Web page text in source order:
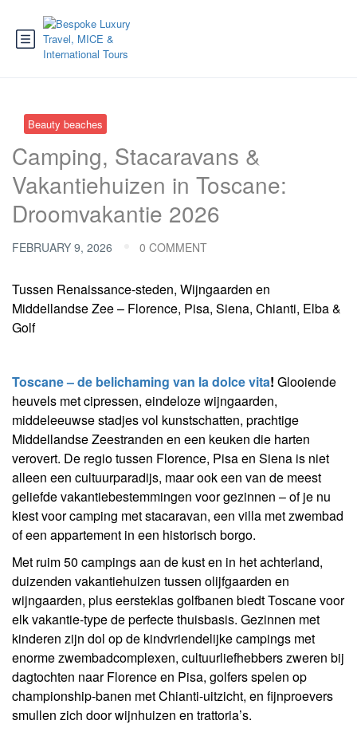
Beauty beaches
Camping, Stacaravans &
Vakantiehuizen in Toscane:
Droomvakantie 2026
FEBRUARY 9, 2026 0 COMMENT
Tussen Renaissance-steden, Wijngaarden en
Middellandse Zee – Florence, Pisa, Siena, Chianti, Elba &
Golf
Toscane – de belichaming van la dolce vita! Glooiende
heuvels met cipressen, eindeloze wijngaarden,
middeleeuwse stadjes vol kunstschatten, prachtige
Middellandse Zeestranden en een keuken die harten
verovert. De regio tussen Florence, Pisa en Siena is niet
alleen een cultuurparadijs, maar ook een van de meest
geliefde vakantiebestemmingen voor gezinnen – of je nu
kiest voor camping met stacaravan, een villa met zwembad
of een appartement in een historisch borgo.
Met ruim 50 campings aan de kust en in het achterland,
duizenden vakantiehuizen tussen olijfgaarden en
wijngaarden, plus eersteklas golfbanen biedt Toscane voor
elk vakantie-type de perfecte thuisbasis. Gezinnen met
kinderen zijn dol op de kindvriendelijke campings met
enorme zwembadcomplexen, cultuurliefhebbers zweren bij
dagtochten naar Florence en Pisa, golfers spelen op
championship-banen met Chianti-uitzicht, en fijnproevers
smullen zich door wijnhuizen en trattoria’s.